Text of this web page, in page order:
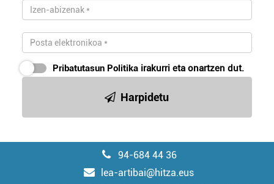
Pribatutasun Politika irakurri eta onartzen dut.
Harpidetu
94-684 44 36
lea-artibai@hitza.eus